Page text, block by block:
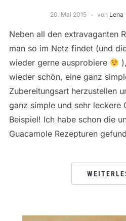
20. Mai 2015 von Lena
Neben all den extravaganten
man so im Netz findet (und
wieder gerne ausprobiere
wieder schön, eine ganz
Zubereitungsart herzustellen
ganz simple und sehr leckere
Beispiel! Ich habe schon die
Guacamole Rezepturen